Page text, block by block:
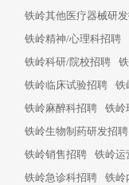
铁岭其他医疗器械研
铁岭精神/心理科招聘
铁岭科研/院校招聘
铁岭临床试验招聘
铁
铁岭麻醉科招聘
铁岭
铁岭生物制药研发招聘
铁岭销售招聘
铁岭运
铁岭急诊科招聘
铁岭